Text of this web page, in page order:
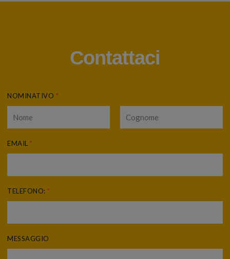
Contattaci
NOMINATIVO *
EMAIL *
TELEFONO: *
MESSAGGIO